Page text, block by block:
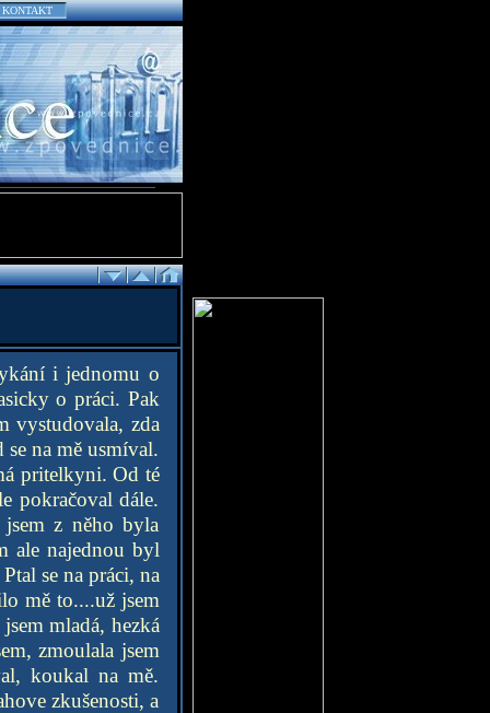
KONTAKT
i jednomu o
o práci. Pak
vystudovala, zda
na mě usmíval.
pritelkyni. Od té
pokračoval dále.
z něho byla
ale najednou byl
se na práci, na
mě to....už jsem
mladá, hezká
zmoulala jsem
koukal na mě.
zkušenosti, a